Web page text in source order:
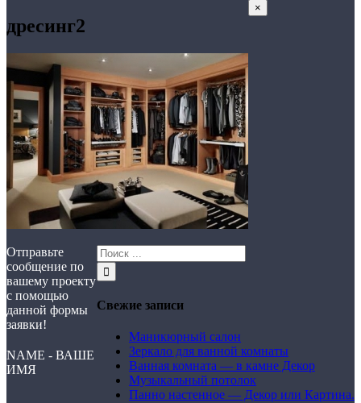
дресинг2
Свежие записи
Маникюрный салон
Зеркало для ванной комнаты
Ванная комната — в камне Декор
Музыкальный потолок
Панно настенное — Декор или Картина.
×
Отправьте
сообщение по
вашему проекту
с помощью
данной формы
заявки!
NAME - ВАШЕ
ИМЯ